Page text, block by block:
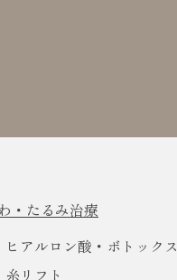
・たるみ治療
ヒアルロン酸・ボトックス
糸リフト